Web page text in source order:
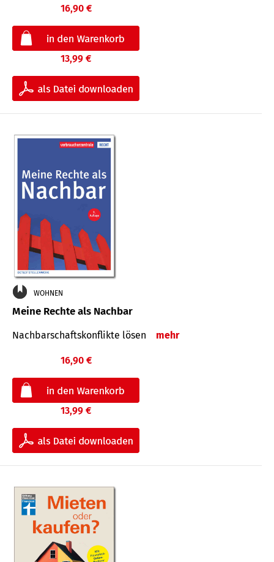
16,90 €
13,99 €
WOHNEN
Meine Rechte als Nachbar
Nach­bar­schafts­konflikte lösen mehr
16,90 €
13,99 €